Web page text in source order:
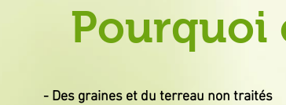
Pourquoi
- Des graines et du terreau non traités